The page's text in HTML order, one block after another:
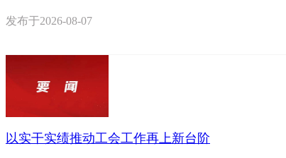
发布于2026-08-07
以实干实绩推动工会工作再上新台阶